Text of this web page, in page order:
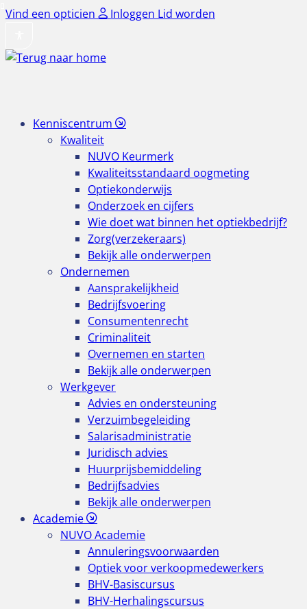
Ga
de
inhoud
Vind een opticien Inloggen Lid worden
Kenniscentrum
Kwaliteit
NUVO Keurmerk
Kwaliteitsstandaard oogmeting
Optiekonderwijs
Onderzoek en cijfers
Wie doet wat binnen het optiekbedrijf?
Zorg(verzekeraars)
Bekijk alle onderwerpen
Ondernemen
Aansprakelijkheid
Bedrijfsvoering
Consumentenrecht
Criminaliteit
Overnemen en starten
Bekijk alle onderwerpen
Werkgever
Advies en ondersteuning
Verzuimbegeleiding
Salarisadministratie
Juridisch advies
Huurprijsbemiddeling
Bedrijfsadvies
Bekijk alle onderwerpen
Academie
NUVO Academie
Annuleringsvoorwaarden
Optiek voor verkoopmedewerkers
BHV-Basiscursus
BHV-Herhalingscursus